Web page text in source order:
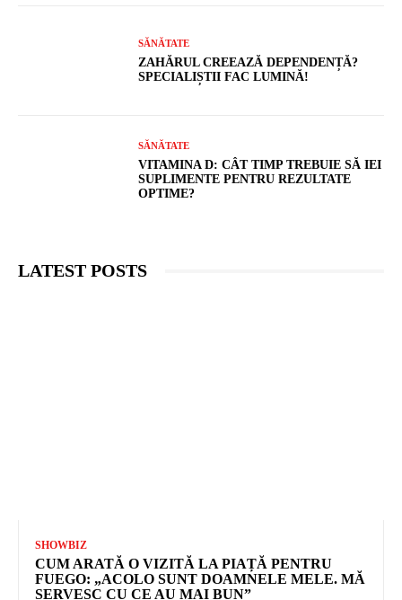
SĂNĂTATE
ZAHĂRUL CREEAZĂ DEPENDENȚĂ?
SPECIALIȘTII FAC LUMINĂ!
SĂNĂTATE
VITAMINA D: CÂT TIMP TREBUIE SĂ IEI
SUPLIMENTE PENTRU REZULTATE
OPTIME?
LATEST POSTS
SHOWBIZ
CUM ARATĂ O VIZITĂ LA PIAȚĂ PENTRU
FUEGO: „ACOLO SUNT DOAMNELE MELE. MĂ
SERVESC CU CE AU MAI BUN”